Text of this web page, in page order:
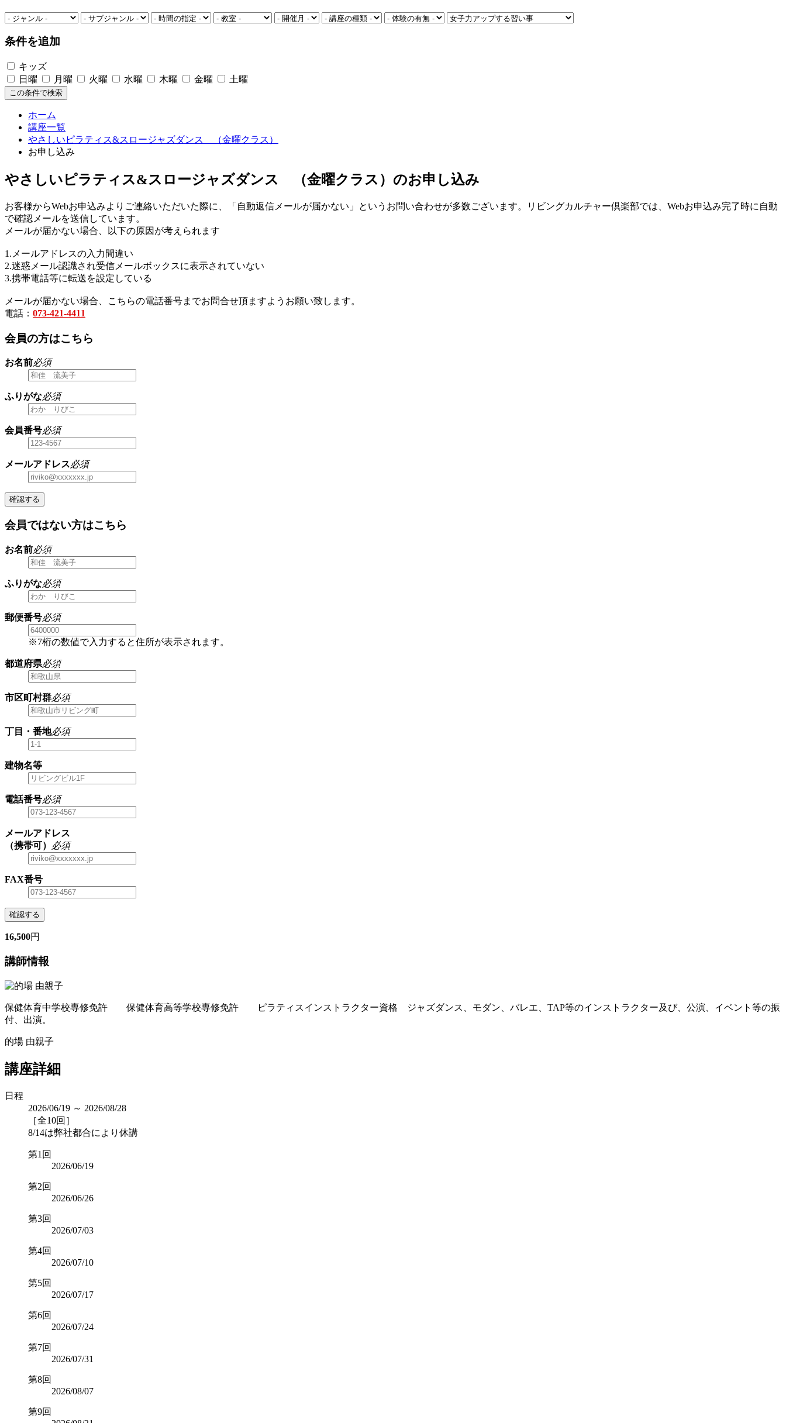
条件を追加
キッズ
日曜
月曜 火曜 水曜 木曜 金曜 土曜
この条件で検索
ホーム
講座一覧
やさしいピラティス&スロージャズダンス （金曜クラス）
お申し込み
やさしいピラティス&スロージャズダンス （金曜クラス）のお申し込み
お客様からWebお申込みよりご連絡いただいた際に、「自動返信メールが届かない」というお問い合わせが多数ございます。リビングカルチャー倶楽部では、Webお申込み完了時に自動
で確認メールを送信しています。
メールが届かない場合、以下の原因が考えられます
1.メールアドレスの入力間違い
2.迷惑メール認識され受信メールボックスに表示されていない
3.携帯電話等に転送を設定している
メールが届かない場合、こちらの電話番号までお問合せ頂ますようお願い致します。
電話： 073-421-4411
会員の方はこちら
お名前必須
ふりがな必須
会員番号必須
メールアドレス必須
確認する
会員ではない方はこちら
お名前必須
ふりがな必須
郵便番号必須
※7桁の数値で入力すると住所が表示されます。
都道府県必須
市区町村群必須
丁目・番地必須
建物名等
電話番号必須
メールアドレス
（携帯可）
必須
FAX番号
確認する
16,500円
講師情報
保健体育中学校専修免許 保健体育高等学校専修免許 ピラティスインストラクター資格 ジャズダンス、モダン、バレエ、TAP等のインストラクター及び、公演、イベント等の振
付、出演。
的場 由親子
講座詳細
日程
2026/06/19 ～ 2026/08/28
［全10回］
8/14は弊社都合により休講
第1回
2026/06/19
第2回
2026/06/26
第3回
2026/07/03
第4回
2026/07/10
第5回
2026/07/17
第6回
2026/07/24
第7回
2026/07/31
第8回
2026/08/07
第9回